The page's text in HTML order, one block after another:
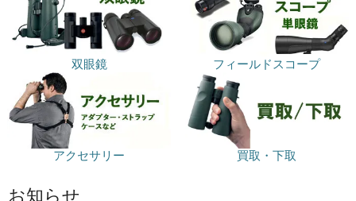
双眼鏡 フィールドスコープ
アクセサリー 買取・下取
お知らせ